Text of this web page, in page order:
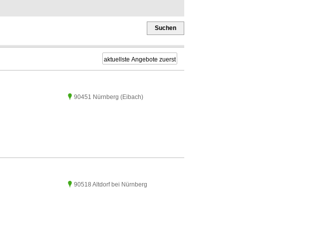
Suchen
90451 Nürnberg(Eibach)
90518 Altdorf bei Nürnberg